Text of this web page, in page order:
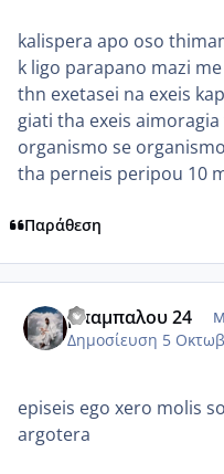
kalispera apo oso
k ligo parapano mazi
thn exetasei na exeis
giati tha exeis
organismo se
tha perneis peripou 10
Παράθεση
μπαμπαλου 24
Δημοσίευση 5
episeis ego xero molis
argotera